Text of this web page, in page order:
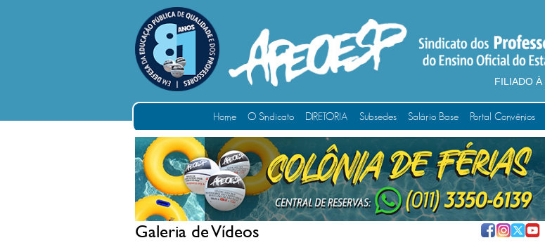
FILIADO À
Home O Sindicato DIRETORIA Subsedes Salário Base Portal Convênios
Galeria de Vídeos